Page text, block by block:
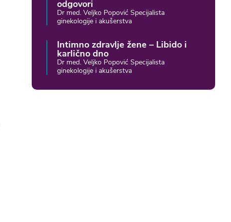
odgovori
Dr med. Veljko Popović Specijalista
ginekologije i akušerstva
Intimno zdravlje žene – Libido i
karlično dno
Dr med. Veljko Popović Specijalista
ginekologije i akušerstva